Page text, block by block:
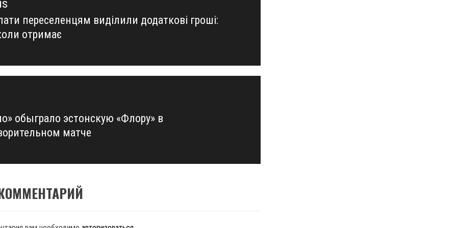
переселенцям виділили додаткові гроші:
отримає
обыграло эстонскую «Флору» в
матче